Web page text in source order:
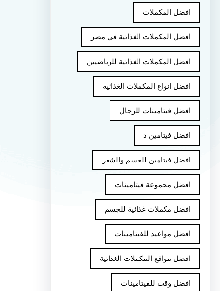
افضل المكملات
افضل المكملات الغذائية في مصر
افضل المكملات الغذائية للرياضيين
افضل انواع المكملات الغذائيه
افضل فيتامينات للرجال
افضل فيتامين د
افضل فيتامين للجسم والشعر
افضل مجموعة فيتامينات
افضل مكملات غذائية للجسم
افضل مواعيد للفيتامينات
افضل مواقع المكملات الغذائية
افضل وقت للفيتامينات